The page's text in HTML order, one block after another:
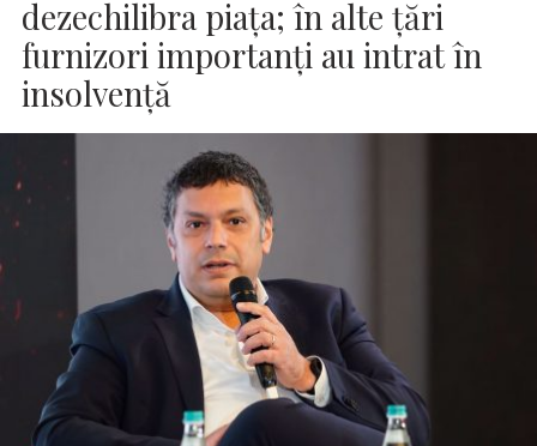
dezechilibra piața; în alte țări
furnizori importanți au intrat în
insolvență